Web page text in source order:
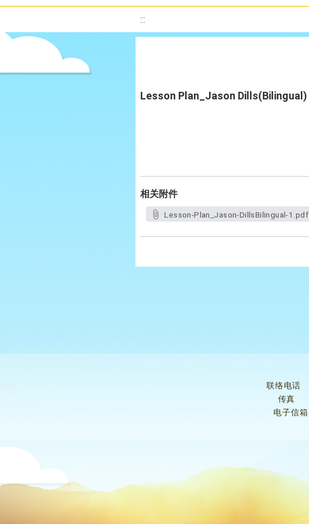
:::
Lesson Plan_Jason Dills(Bilingual)
相关附件
Lesson-Plan_Jason-DillsBilingual-1.pdf
联络电话
传真
电子信箱